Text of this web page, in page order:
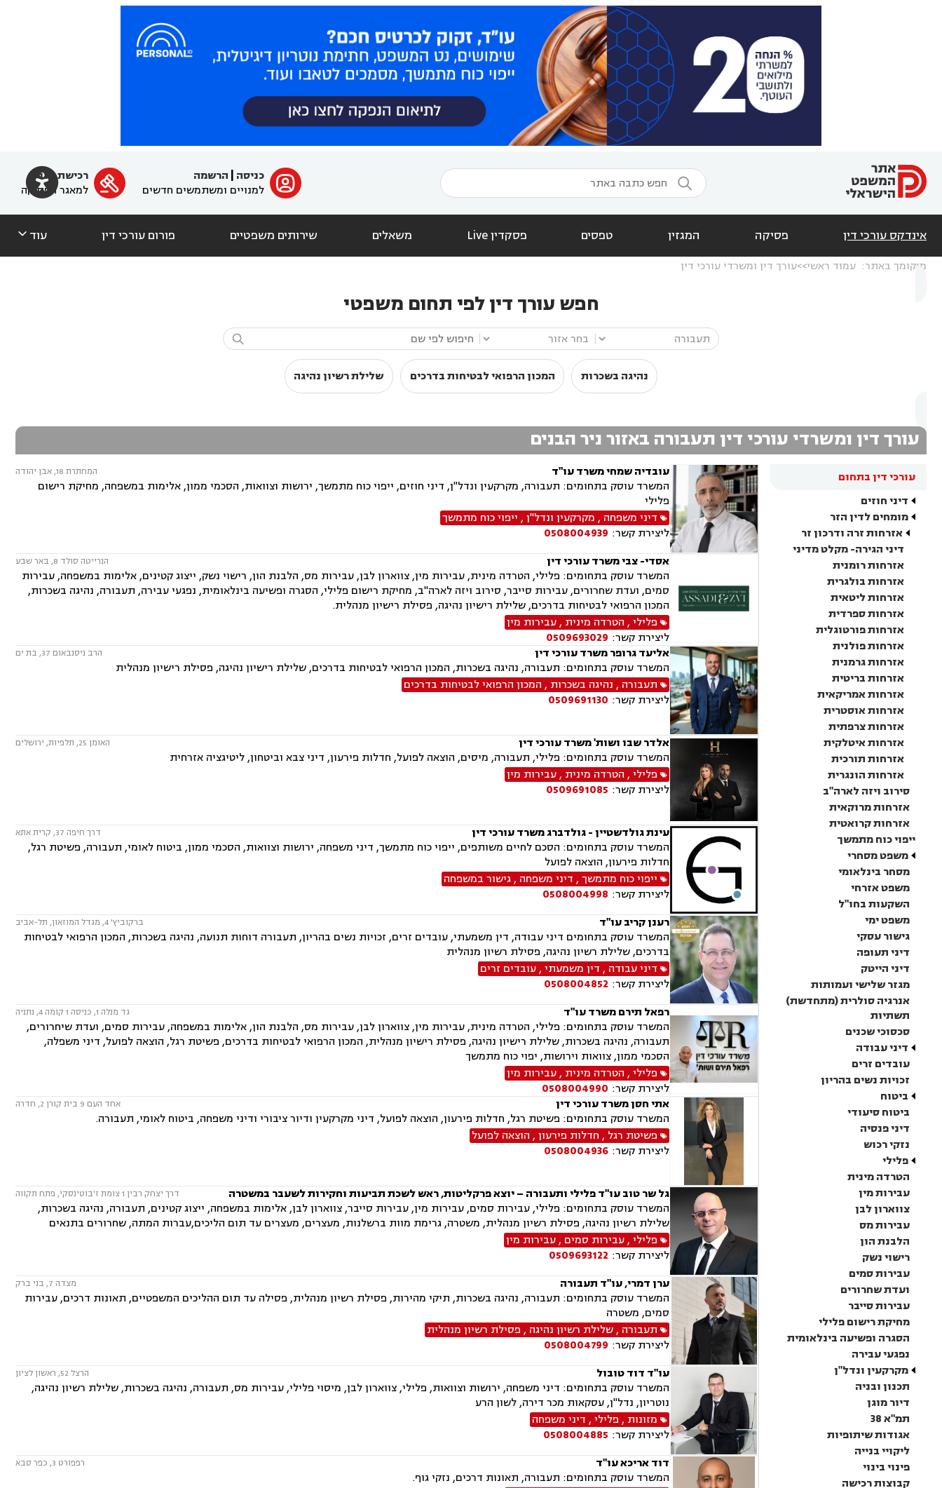
  ﱐ כניסה
הרשמה
למנויים ומשתמשים חדשים

רכישת מנוי
למאגר הפסיקה
אינדקס עורכי דין פסיקה המגזין טפסים פסקדין Live משאלים שירותים משפטיים פורום עורכי דין עוד 
מיקומך באתר: עמוד ראשי עורך דין ומשרדי עורכי דין
חפש עורך דין לפי תחום משפטי

נהיגה בשכרות המכון הרפואי לבטיחות בדרכים שלילת רשיון נהיגה
עורך דין ומשרדי עורכי דין תעבורה באזור ניר הבנים
עורכי דין בתחום
דיני חוזים
מומחים לדין הזר
אזרחות זרה ודרכון זר
דיני הגירה- מקלט מדיני
אזרחות רומנית
אזרחות בולגרית
אזרחות ליטאית
אזרחות ספרדית
אזרחות פורטוגלית
אזרחות פולנית
אזרחות גרמנית
אזרחות בריטית
אזרחות אמריקאית
אזרחות אוסטרית
אזרחות צרפתית
אזרחות איטלקית
אזרחות תורכית
אזרחות הונגרית
סירוב ויזה לארה"ב
אזרחות מרוקאית
אזרחות קרואטית
ייפוי כוח מתמשך
משפט מסחרי
מסחר בינלאומי
משפט אזרחי
השקעות בחו"ל
משפט ימי
גישור עסקי
דיני תעופה
דיני הייטק
מגזר שלישי ועמותות
אנרגיה סולרית (מתחדשת)
תשתיות
סכסוכי שכנים
דיני עבודה
עובדים זרים
זכויות נשים בהריון
ביטוח
ביטוח סיעודי
דיני פנסיה
נזקי רכוש
פלילי
הטרדה מינית
עבירות מין
צווארון לבן
עבירות מס
הלבנת הון
רישוי נשק
עבירות סמים
ועדת שחרורים
עבירות סייבר
מחיקת רישום פלילי
הסגרה ופשיעה בינלאומית
נפגעי עבירה
מקרקעין ונדל"ן
תכנון ובניה
דיור מוגן
תמ"א 38
אגודות שיתופיות
ליקויי בנייה
פינוי בינוי
קבוצות רכישה
עובדיה שמחי משרד עו"ד המחתרת 18, אבן יהודה
המשרד עוסק בתחומים: תעבורה, מקרקעין ונדל"ן, דיני חוזים, ייפוי כוח מתמשך, ירושות וצוואות, הסכמי ממון, אלימות במשפחה, מחיקת רישום
פלילי
דיני משפחה , מקרקעין ונדל"ן, ייפוי כוח מתמשך
ליצירת קשר: 0508004939
אסדי- צבי משרד עורכי דין
הנרייטה סולד 8, באר שבע
המשרד עוסק בתחומים: פלילי, הטרדה מינית, עבירות מין, צווארון לבן, עבירות מס, הלבנת הון, רישוי נשק, ייצוג קטינים, אלימות במשפחה, עבירות
סמים, ועדת שחרורים, עבירות סייבר, סירוב ויזה לארה"ב, מחיקת רישום פלילי, הסגרה ופשיעה בינלאומית, נפגעי עבירה, תעבורה, נהיגה בשכרות,
המכון הרפואי לבטיחות בדרכים, שלילת רישיון נהיגה, פסילת רישיון מנהלית.
פלילי, הטרדה מינית ,עבירות מין
ליצירת קשר: 0509693029
אליעד גרופר משרד עורכי דין
הרב ניסנבאום 37, בת ים
המשרד עוסק בתחומים: תעבורה, נהיגה בשכרות, המכון הרפואי לבטיחות בדרכים, שלילת רישיון נהיגה, פסילת רישיון מנהלית
תעבורה , נהיגה בשכרות , המכון הרפואי לבטיחות בדרכים
ליצירת קשר: 0509691130
אלדר שבו ושות' משרד עורכי דין האומן 25, תלפיות, ירושלים
המשרד עוסק בתחומים: פלילי, תעבורה, מיסים, הוצאה לפועל, חדלות פירעון, דיני צבא וביטחון, ליטיגציה אזרחית
פלילי, הטרדה מינית ,עבירות מין
ליצירת קשר: 0509691085
עינת גולדשטיין - גולדברג משרד עורכי דין דרך חיפה 37, קרית אתא
המשרד עוסק בתחומים: הסכם לחיים משותפים, ייפוי כוח מתמשך, דיני משפחה, ירושות וצוואות, הסכמי ממון, ביטוח לאומי, תעבורה, פשיטת רגל,
חדלות פירעון, הוצאה לפועל
ייפוי כוח מתמשך, דיני משפחה ,גישור במשפחה
ליצירת קשר: 0508004998
רענן קריב עו"ד
ברקוביץ' 4, מגדל המוזאון, תל-אביב
המשרד עוסק בתחומים דיני עבודה, דין משמעתי, עובדים זרים, זכויות נשים בהריון, תעבורה דוחות תנועה, נהיגה בשכרות, המכון הרפואי לבטיחות
בדרכים, שלילת רשיון נהיגה, פסילת רשיון מנהלית
דיני עבודה , דין משמעתי,עובדים זרים
ליצירת קשר: 0508004852
רפאל תירם משרד עו"ד
גד מנלה 1, כניסה 1 קומה 4, נתניה
המשרד עוסק בתחומים: פלילי, הטרדה מינית, עבירות מין, צווארון לבן, עבירות מס, הלבנת הון, אלימות במשפחה, עבירות סמים, ועדת שיחרורים,
תעבורה, נהיגה בשכרות, שלילת רישיון נהיגה, פסילת רישיון מנהלית, המכון הרפואי לבטיחות בדרכים, פשיטת רגל, הוצאה לפועל, דיני משפלה,
הסכמי ממון, צוואות וירושות, יפוי כוח מתמשך
פלילי, הטרדה מינית ,עבירות מין
ליצירת קשר: 0508004990
אתי חסן משרד עורכי דין
אחד העם 9 בית קורן 2, חדרה
המשרד עוסק בתחומים: פשיטת רגל, חדלות פירעון, הוצאה לפועל, דיני מקרקעין ודיור ציבורי ודיני משפחה, ביטוח לאומי, תעבורה.
פשיטת רגל , חדלות פירעון, הוצאה לפועל
ליצירת קשר: 0508004936
גל שר טוב עו"ד פלילי ותעבורה – יוצא פרקליטות, ראש לשכת תביעות וחקירות לשעבר במשטרה דרך יצחק רבין 1 צומת ז'בוטינסקי, פתח תקווה
המשרד עוסק בתחומים: פלילי, עבירות סמים, עבירות מין, עבירות סייבר, צווארון לבן, אלימות במשפחה, ייצוג קטינים, תעבורה, נהיגה בשכרות,
שלילת רשיון נהיגה, פסילת רשיון מנהלית, משטרה, גרימת מוות ברשלנות, מעצרים, מעצרים עד תום הליכים,עברות המתה, שחרורים בתנאים
פלילי,עבירות סמים ,עבירות מין
ליצירת קשר: 0509693122
ערן דמרי, עו"ד תעבורה
מצדה 7, בני ברק
המשרד עוסק בתחומים: תעבורה, נהיגה בשכרות, תיקי מהירות, פסילת רשיון מנהלית, פסילה עד תום ההליכים המשפטיים, תאונות דרכים, עבירות
סמים, משטרה
תעבורה ,שלילת רשיון נהיגה , פסילת רשיון מנהלית
ליצירת קשר: 0508004799
עו"ד דוד טובול
הרצל 52, ראשון לציון
המשרד עוסק בתחומים: דיני משפחה, ירושות וצוואות, פלילי, צווארון לבן, מיסוי פלילי, עבירות מס, תעבורה, נהיגה בשכרות, שלילת רשיון נהיגה,
נוטריון, נדל"ן, עסקאות מכר דירה, לשון הרע
מזונות , פלילי, דיני משפחה
ליצירת קשר: 0508004885
דוד אריכא עו"ד
רפפורט 3, כפר סבא
המשרד עוסק בתחומים: תעבורה, תאונות דרכים, נזקי גוף.